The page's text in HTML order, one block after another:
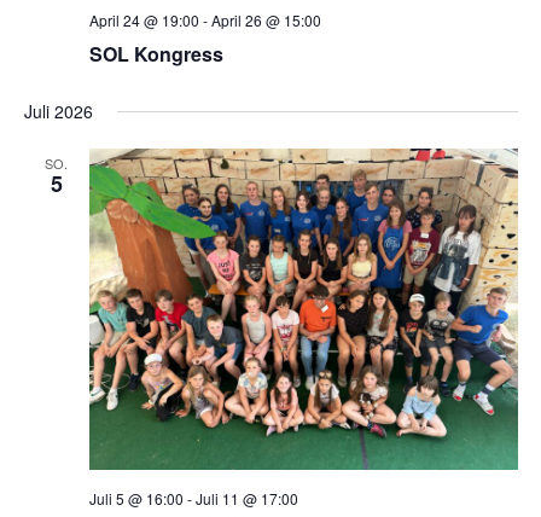
April 24 @ 19:00 -April 26 @ 15:00
SOL Kongress
Juli 2026
SO.
5
Juli 5 @ 16:00 -Juli 11 @ 17:00